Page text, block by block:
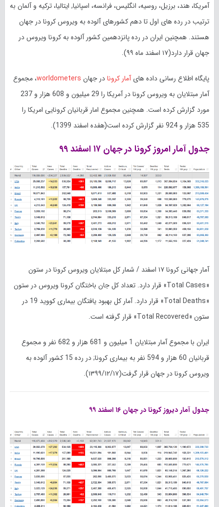
آمریکا، هند، برزیل، روسیه، انگلیس، فرانسه، اسپانیا, ایتالیا، ترکیه و آلمان به
ترتیب در رده های اول تا دهم کشورهای آلوده به ویروس کرونا در جهان
هستند. همچنین ایران در رده پانزدهمین کشور آلوده به کرونا ویروس در
جهان قرار دارد(۱۷ اسفند ماه ۹۹).
پایگاه اطلاع رسانی داده هایآمار کرونادر جهان worldometers، مجموع
آمار مبتلایان به ویروس کرونا در آمریکا را 29 میلیون و 608 هزار و 237
مورد گزارش کرده است. همچنین مجموع امار قربانیان کرونایی امریکا را
535 هزار و 924 نفر گزارش کرده است(هفده اسفند 1399).
جدول آمار امروز کرونا در جهان ۱۷ اسفند ۹۹
آمار جهانی کرونا ۱۷ اسفند / شمار کل مبتلایان ویروس کرونا در ستون
«Total Cases» قرار دارد. تعداد کل جان باختگان کرونا ویروس در ستون
«Total Deaths» قرار دارد. آمار کل بهبود یافتگان بیماری کووید 19 در
ستون «Total Recovered» قرار گرفته است.
ایران با مجموع آمار مبتلایان 1 میلیون و 681 هزار و 682 نفر و مجموع
قربانیان 60 هزار و 594 نفر به بیماری کرونا; در رده 15 کشور آلوده به
ویروس کرونا در جهان قرار گرفت(۱۳۹۹/۱۲/۱۷).
جدول آمار دیروز کرونا در جهان ۱۶ اسفند ۹۹